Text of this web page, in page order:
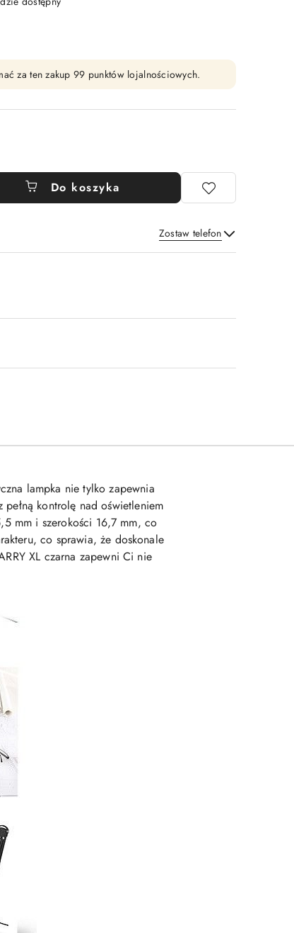
za ten zakup 99 punktów lojalnościowych.
Do koszyka
Zostaw telefon
Wyślij
lampka nie tylko zapewnia
kontrolę nad oświetleniem
mm i szerokości 16,7 mm, co
co sprawia, że doskonale
XL czarna zapewni Ci nie